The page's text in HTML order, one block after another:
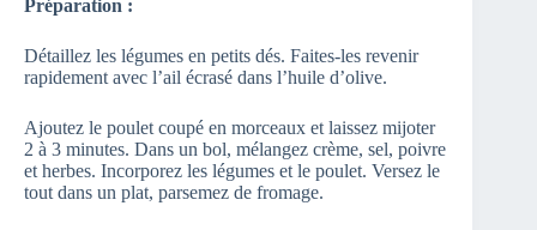
Préparation :
Détaillez les légumes en petits dés. Faites-les revenir
rapidement avec l’ail écrasé dans l’huile d’olive.
Ajoutez le poulet coupé en morceaux et laissez mijoter
2 à 3 minutes. Dans un bol, mélangez crème, sel, poivre
et herbes. Incorporez les légumes et le poulet. Versez le
tout dans un plat, parsemez de fromage.